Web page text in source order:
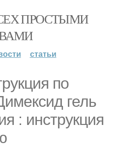
ПРОСТЫМИ
статьи
по
гель
: инструкция